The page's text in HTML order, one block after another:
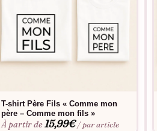
T-shirt Père Fils « Comme mon
père – Comme mon fils »
À partir de15,99€ / par article